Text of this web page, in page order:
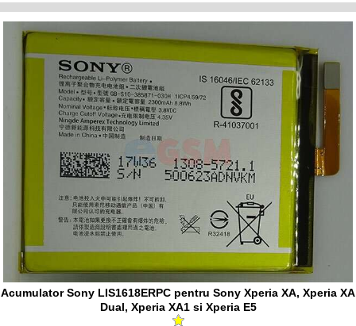
Acumulator Sony LIS1618ERPC pentru Sony Xperia XA, Xperia XA
Dual, Xperia XA1 si Xperia E5